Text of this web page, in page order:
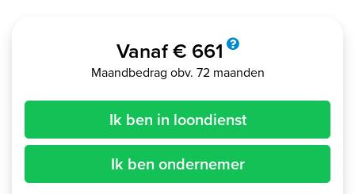
Vanaf € 661
Maandbedrag obv. 72 maanden
Ik ben in loondienst
Ik ben ondernemer